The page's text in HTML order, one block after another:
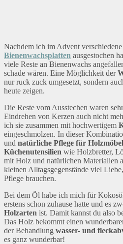
Nachdem ich im Advent verschiedene
Bienenwachsplatten ausgestochen
viele Reste an Bienenwachs
schade wären. Eine Möglichkeit der
nur ruck zuck umgesetzt, sondern
heute zeigen.
Die Reste vom Ausstechen waren
Eindrehen von Kerzen auch nicht
ich sie zusammen mit hochwertigem
eingeschmolzen. In dieser
und natürliche Pflege für
Küchenutensilien wie Holzbretter,
mit Holz und natürlichen Materialien
kleinen Alltagsgegenstände viel
Pflege brauchen.
Bei dem Öl habe ich mich für
erstens schon zuhause hatte und es
Holzarten ist. Damit kannst du also
Das Holz bekommt einen
der Behandlung wasser- und
es ganz wunderbar!